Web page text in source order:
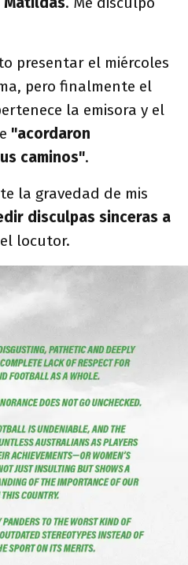
presentar el miércoles
pero finalmente el
la emisora y el
"acordaron
caminos".
la gravedad de mis
disculpas sinceras a
locutor.